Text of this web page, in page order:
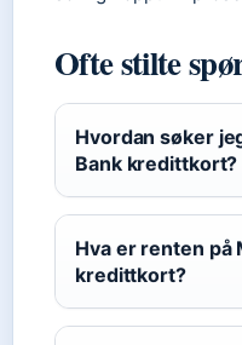
Ofte stilte
Hvordan søker
Bank kredittkort?
Hva er renten på
kredittkort?